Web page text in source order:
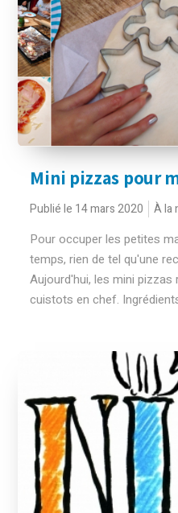
Mini pizzas pour
Publié le 14 mars 2020 À la
Pour occuper les petites
temps, rien de tel qu'une
Aujourd'hui, les mini
cuistots en chef.